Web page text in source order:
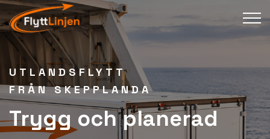
UTLANDSFLYTT
FRÅN SKEPPLANDA
Trygg och planerad